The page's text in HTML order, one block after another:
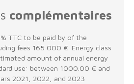
complémentaires
TTC to be paid by of the
fees 165 000 €. Energy class
amount of annual energy
use: between 1000.00 € and
2021, 2022, and 2023